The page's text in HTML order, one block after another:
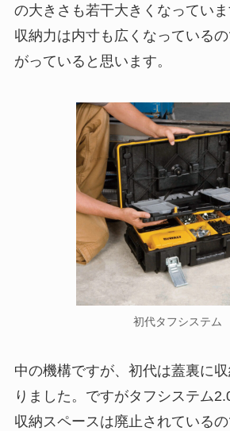
の大きさも若干大きくなっていま
収納力は内寸も広くなっている
がっていると思います。
初代タフシステム
中の機構ですが、初代は蓋裏に
りました。ですがタフシステム
収納スペースは廃止されている